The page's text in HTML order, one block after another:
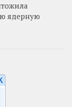
ядерную